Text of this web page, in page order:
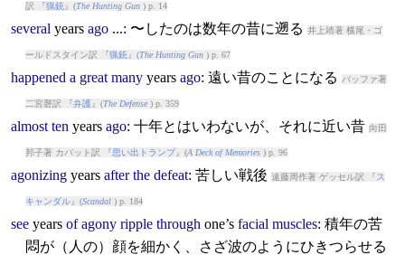
訳 『猟銃 』(The Hunting Gun) p. 14
several years ago...: 〜したのは数年の昔に遡る 井上靖著 横尾・ゴ
ールドスタイン訳 『猟銃 』(The Hunting Gun) p. 67
happened a great many years ago: 遠い昔のことになる バッファ著
二宮磬訳 『弁護』(The Defense) p. 359
almost ten years ago: 十年とはいわないが、それに近い昔 向田
邦子著 カバット訳 『思い出トランプ』(A Deck of Memories) p. 96
agonizing years after the defeat: 苦しい戦後 遠藤周作著 ゲッセル訳 『ス
キャンダル』(Scandal) p. 184
see years of agony ripple through one’s facial muscles: 積年の苦
悶が（人の）顔を細かく、さざ波のようにひきつらせる